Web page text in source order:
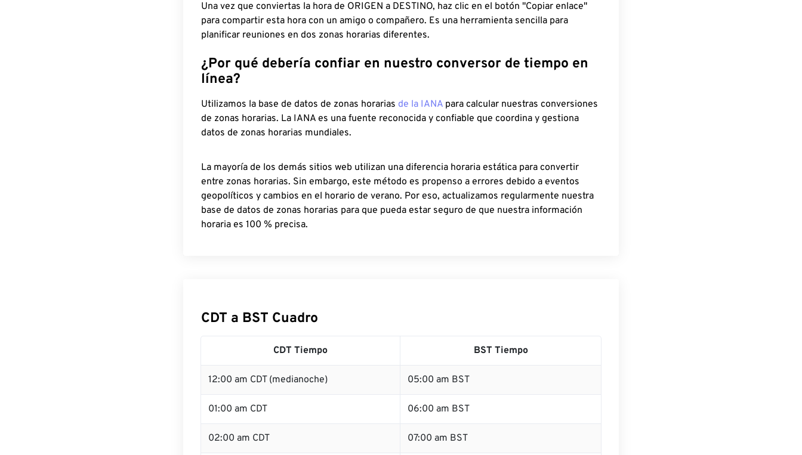
Una vez que conviertas la hora de ORIGEN a DESTINO, haz clic en el botón "Copiar enlace"
para compartir esta hora con un amigo o compañero. Es una herramienta sencilla para
planificar reuniones en dos zonas horarias diferentes.
¿Por qué debería confiar en nuestro conversor de tiempo en
línea?
Utilizamos la base de datos de zonas horarias de la IANA para calcular nuestras conversiones
de zonas horarias. La IANA es una fuente reconocida y confiable que coordina y gestiona
datos de zonas horarias mundiales.
La mayoría de los demás sitios web utilizan una diferencia horaria estática para convertir
entre zonas horarias. Sin embargo, este método es propenso a errores debido a eventos
geopolíticos y cambios en el horario de verano. Por eso, actualizamos regularmente nuestra
base de datos de zonas horarias para que pueda estar seguro de que nuestra información
horaria es 100 % precisa.
CDT a BST Cuadro
CDT Tiempo BST Tiempo
12:00 am CDT (medianoche) 05:00 am BST
01:00 am CDT 06:00 am BST
02:00 am CDT 07:00 am BST